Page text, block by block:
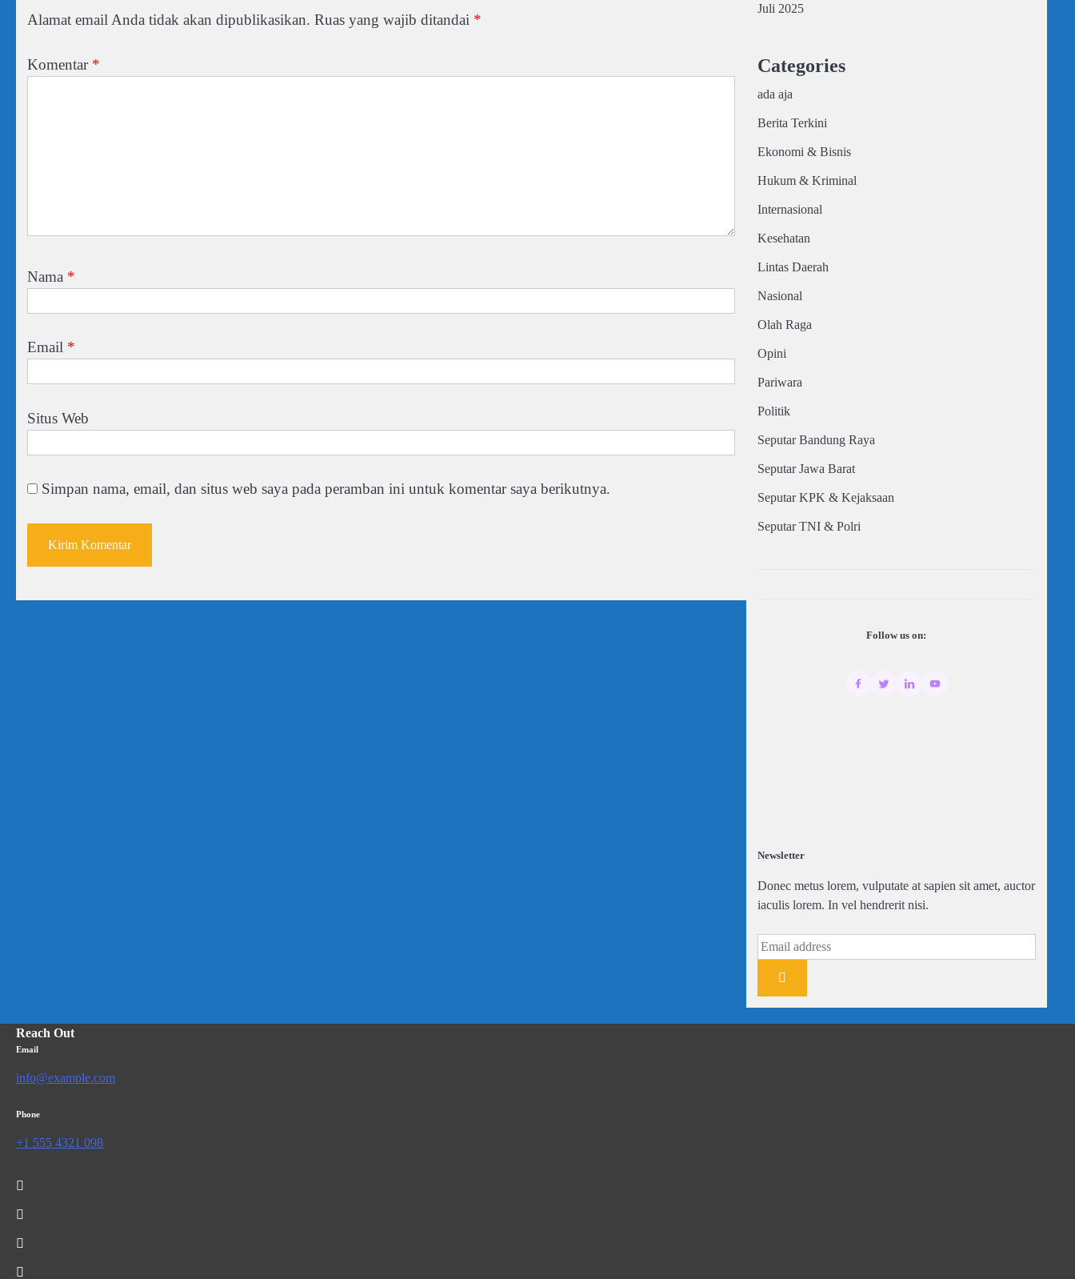
Alamat email Anda tidak akan dipublikasikan. Ruas yang wajib ditandai *
Komentar *
Nama *
Email *
Situs Web
Simpan nama, email, dan situs web saya pada peramban ini untuk komentar saya berikutnya.
Juli 2025
Categories
ada aja
Berita Terkini
Ekonomi & Bisnis
Hukum & Kriminal
Internasional
Kesehatan
Lintas Daerah
Nasional
Olah Raga
Opini
Pariwara
Politik
Seputar Bandung Raya
Seputar Jawa Barat
Seputar KPK & Kejaksaan
Seputar TNI & Polri
Follow us on:
Newsletter
Donec metus lorem, vulputate at sapien sit amet, auctor
iaculis lorem. In vel hendrerit nisi.
Reach Out
Email
info@example.com
Phone
+1 555 4321 098